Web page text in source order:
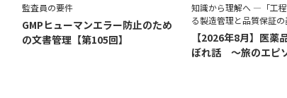
監査員の要件
GMPヒューマンエラー防止のため
の文書管理【第105回】
知識から理解へ ―「工
る製造管理と品質保証
【2026年8月】医薬
ぼれ話 ～旅のエピ